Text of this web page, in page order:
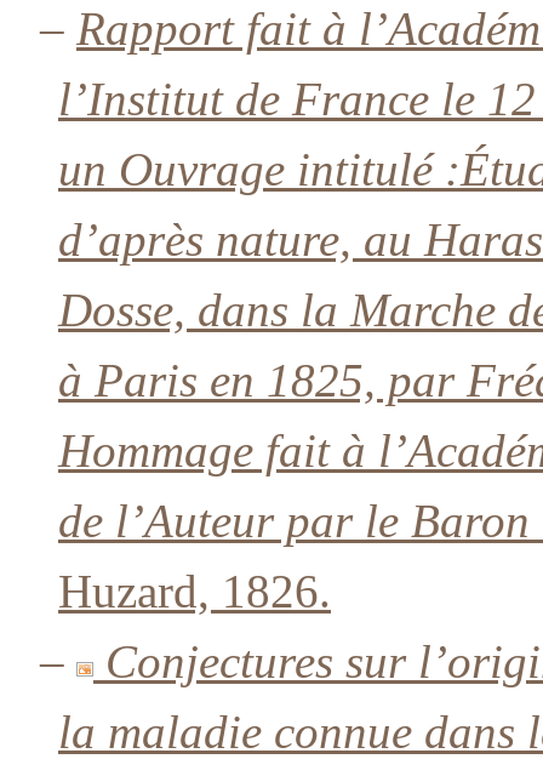
– Rapport fait à
l’Institut de France le
un Ouvrage intitulé :
d’après nature, au
Dosse, dans la Marche
à Paris en 1825, par
Hommage fait à
de l’Auteur par le
Huzard, 1826.
–
Conjectures sur
la maladie connue dans